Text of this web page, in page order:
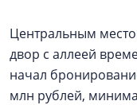
Центральным
двор с аллеей
начал
млн рублей,